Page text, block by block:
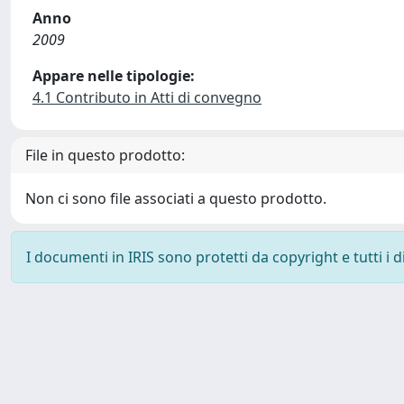
Anno
2009
Appare nelle tipologie:
4.1 Contributo in Atti di convegno
File in questo prodotto:
Non ci sono file associati a questo prodotto.
I documenti in IRIS sono protetti da copyright e tutti i